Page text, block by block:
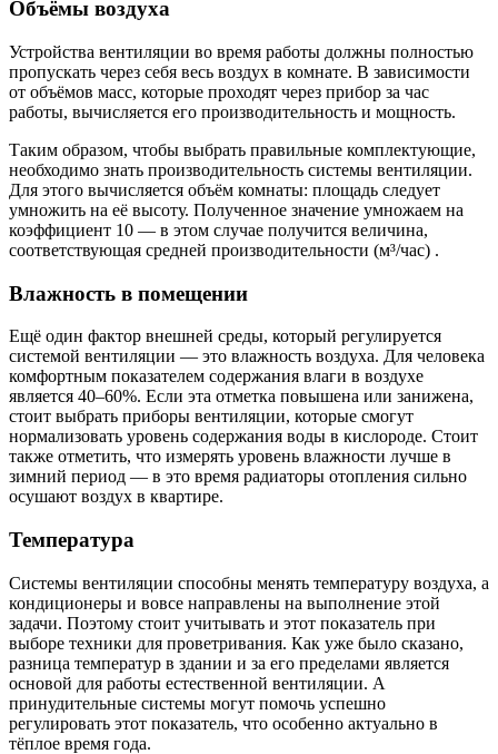
Объёмы воздуха
Устройства вентиляции во время работы должны полностью
пропускать через себя весь воздух в комнате. В зависимости
от объёмов масс, которые проходят через прибор за час
работы, вычисляется его производительность и мощность.
Таким образом, чтобы выбрать правильные комплектующие,
необходимо знать производительность системы вентиляции.
Для этого вычисляется объём комнаты: площадь следует
умножить на её высоту. Полученное значение умножаем на
коэффициент 10 — в этом случае получится величина,
соответствующая средней производительности (м³/час) .
Влажность в помещении
Ещё один фактор внешней среды, который регулируется
системой вентиляции — это влажность воздуха. Для человека
комфортным показателем содержания влаги в воздухе
является 40–60%. Если эта отметка повышена или занижена,
стоит выбрать приборы вентиляции, которые смогут
нормализовать уровень содержания воды в кислороде. Стоит
также отметить, что измерять уровень влажности лучше в
зимний период — в это время радиаторы отопления сильно
осушают воздух в квартире.
Температура
Системы вентиляции способны менять температуру воздуха, а
кондиционеры и вовсе направлены на выполнение этой
задачи. Поэтому стоит учитывать и этот показатель при
выборе техники для проветривания. Как уже было сказано,
разница температур в здании и за его пределами является
основой для работы естественной вентиляции. А
принудительные системы могут помочь успешно
регулировать этот показатель, что особенно актуально в
тёплое время года.